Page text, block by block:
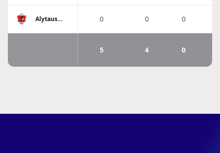
Stronglasas
Alytaus
Stronglasas
0 0 0
5 4 0